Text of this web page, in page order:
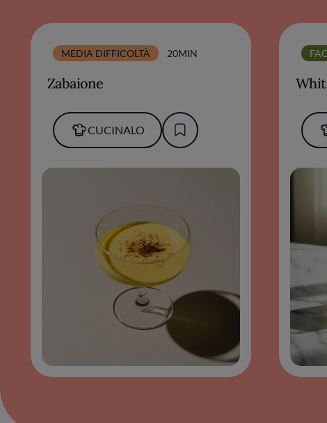
MEDIA DIFFICOLTÀ 20MIN
Zabaione
CUCINALO